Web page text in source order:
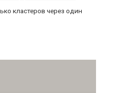
кластеров через один